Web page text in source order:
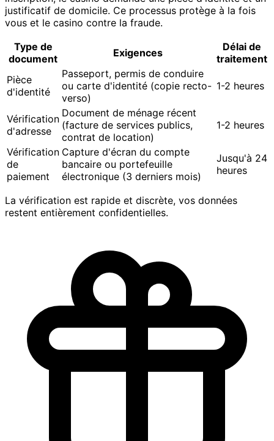
justificatif de domicile. Ce processus protège à la fois
vous et le casino contre la fraude.
Type de
document
Exigences
Délai de
traitement
Pièce
d'identité
Passeport, permis de conduire
ou carte d'identité (copie recto-
verso)
1-2 heures
Vérification
d'adresse
Document de ménage récent
(facture de services publics,
contrat de location)
1-2 heures
Vérification
de
paiement
Capture d'écran du compte
bancaire ou portefeuille
électronique (3 derniers mois)
Jusqu'à 24
heures
La vérification est rapide et discrète, vos données
restent entièrement confidentielles.